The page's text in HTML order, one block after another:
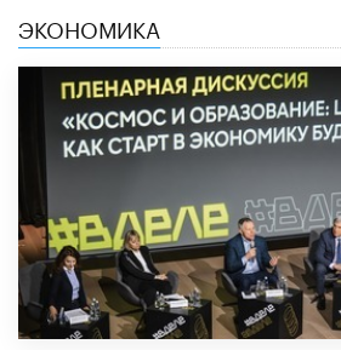
ЭКОНОМИКА